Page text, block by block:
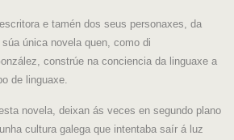
e tamén dos seus personaxes, da
única novela quen, como di
constrúe na conciencia da linguaxe a
de linguaxe.
novela, deixan ás veces en segundo plano
cultura galega que intentaba saír á luz